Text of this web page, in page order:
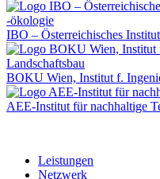
IBO – Österreichisches
BOKU Wien, Institut f.
AEE-Institut für nachhaltige
Leistungen
Netzwerk